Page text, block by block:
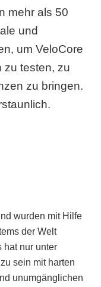
mehr als 50
und
um VeloCore
zu testen, zu
zu bringen.
wurden mit Hilfe
der Welt
hat nur unter
sein mit harten
unumgänglichen